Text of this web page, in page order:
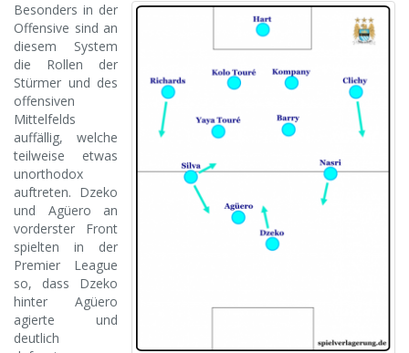
Besonders in der
Offensive sind an
diesem System
die Rollen der
Stürmer und des
offensiven
Mittelfelds
auffällig, welche
teilweise etwas
unorthodox
auftreten. Dzeko
und Agüero an
vorderster Front
spielten in der
Premier League
so, dass Dzeko
hinter Agüero
agierte und
deutlich